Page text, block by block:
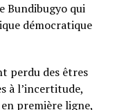
Bundibugyo qui
démocratique
perdu des êtres
à l’incertitude,
première ligne,